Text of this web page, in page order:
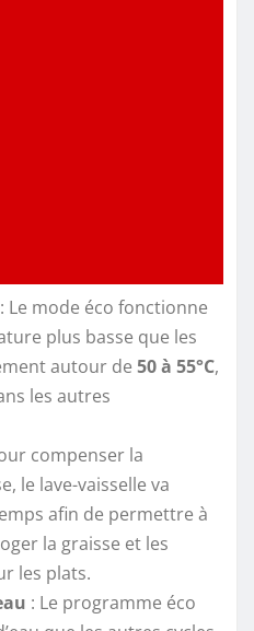
: Le mode éco fonctionne
plus basse que les
autour de 50 à 55°C,
les autres
compenser la
le lave-vaisselle va
afin de permettre à
la graisse et les
les plats.
: Le programme éco